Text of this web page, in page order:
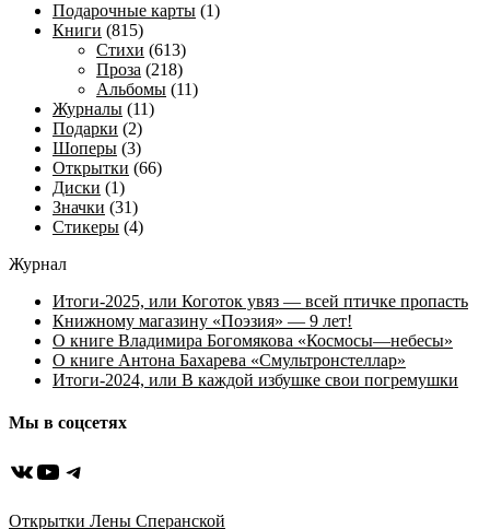
Подарочные карты (1)
Книги (815)
Стихи (613)
Проза (218)
Альбомы (11)
Журналы (11)
Подарки (2)
Шоперы (3)
Открытки (66)
Диски (1)
Значки (31)
Стикеры (4)
Журнал
Итоги-2025, или Коготок увяз — всей птичке пропасть
Книжному магазину «Поэзия» — 9 лет!
О книге Владимира Богомякова «Космосы—небесы»
О книге Антона Бахарева «Смультронстеллар»
Итоги-2024, или В каждой избушке свои погремушки
Мы в соцсетях
ВКонтакте
YouTube
Telegram
Открытки Лены Сперанской